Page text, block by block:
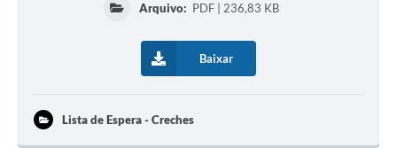
Arquivo: PDF | 236,83 KB
Baixar
Lista de Espera - Creches